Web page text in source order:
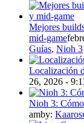
Mejores
mid-game
Guías, Nioh 3
Localización
26, 2026 -
Nioh 3: Cómo
amby: